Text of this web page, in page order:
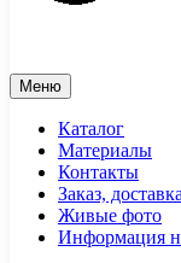
Меню
Каталог
Материалы
Контакты
Заказ,
Живые фото
Информация